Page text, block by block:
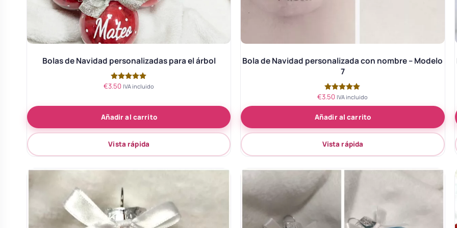
bebé boda
floral coche
Bolas de Navidad personalizadas para el árbol
Valorado
de 5
€3.50 IVA incluido
Añadir al carrito
Vista rápida
Bola de Navidad personalizada con nombre – Modelo
7
Valorado
de 5
€3.50 IVA incluido
Añadir al carrito
Vista rápida